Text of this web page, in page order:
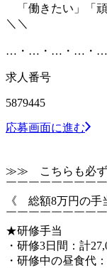
「働きたい」「頑
＼＼
…・…・…・…・
求人番号
5879445
応募画面に進む
≫≫ こちらも必
￣￣￣￣￣￣￣￣
《 総額8万円の手
￣￣￣￣￣￣￣￣
★研修手当
・研修3日間：計
・研修中の昼食代